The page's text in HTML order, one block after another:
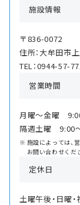
施設情報
〒836-0072
住所：大牟田市
TEL：0944-57-
営業時間
月曜〜金曜
隔週土曜 9:00
施設によっては、
お問い合わせくだ
定休日
土曜午後・日曜・